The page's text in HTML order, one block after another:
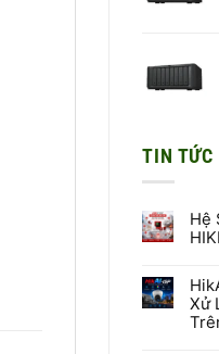
TIN TỨC
Hệ
bình
luận
ở
Hệ
Xử